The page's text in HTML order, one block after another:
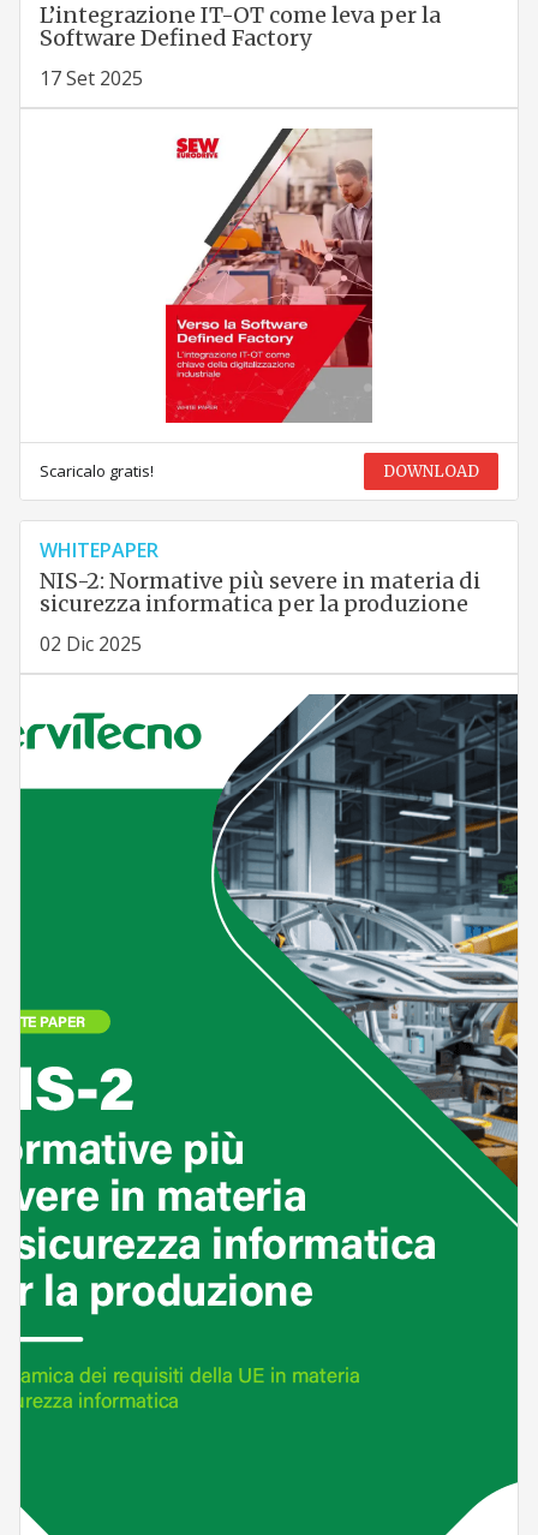
L’integrazione IT-OT come leva per la
Software Defined Factory
17 Set 2025
Scaricalo gratis! DOWNLOAD
WHITEPAPER
NIS-2: Normative più severe in materia di
sicurezza informatica per la produzione
02 Dic 2025